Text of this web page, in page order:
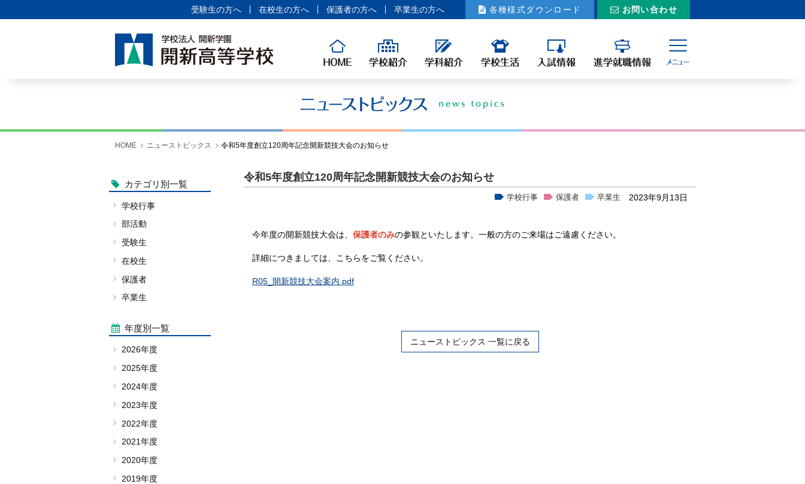
受験生の方へ 在校生の方へ 保護者の方へ 卒業生の方へ 各種様式ダウンロード お問い合わせ
HOME ニューストピックス 令和5年度創立120周年記念開新競技大会のお知らせ
令和5年度創立120周年記念開新競技大会のお知らせ
学校行事 保護者 卒業生 2023年9月13日
今年度の開新競技大会は、 保護者のみの参観といたします。一般の方のご来場はご遠慮ください。
詳細につきましては、こちらをご覧ください。
R05_開新競技大会案内.pdf
ニューストピックス 一覧に戻る
カテゴリ別一覧
学校行事
部活動
受験生
在校生
保護者
卒業生
年度別一覧
2026年度
2025年度
2024年度
2023年度
2022年度
2021年度
2020年度
2019年度
緊急連絡
ニューストピックス
学校紹介
学科紹介
工業科・機械科
普通科
学校生活
国際交流
ものづくり
カウンセリング
学生寮（楠風寮）
募集要項
オープンスクール
在校生の声
進路指導
進路実績
お問い合わせ
プライバシーポリシー
サイトマップ
在校生の方へ